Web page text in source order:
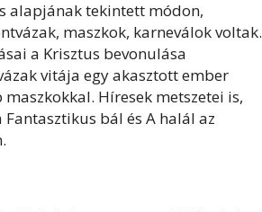
alapjának tekintett módon,
maszkok, karneválok voltak.
a Krisztus bevonulása
vitája egy akasztott ember
Híresek metszetei is,
bál és A halál az